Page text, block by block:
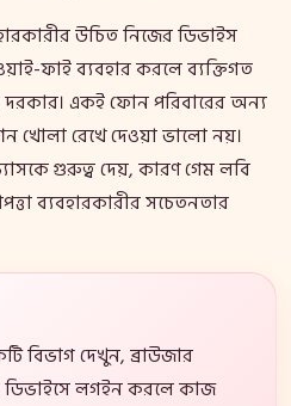
উচিত নিজের ডিভাইস
ফাই ব্যবহার করলে ব্যক্তিগত
একই ফোন পরিবারের অন্য
খোলা রেখে দেওয়া ভালো নয়।
গুরুত্ব দেয়, কারণ গেম লবি
ব্যবহারকারীর সচেতনতার
বিভাগ দেখুন, ব্রাউজার
লগইন করলে কাজ